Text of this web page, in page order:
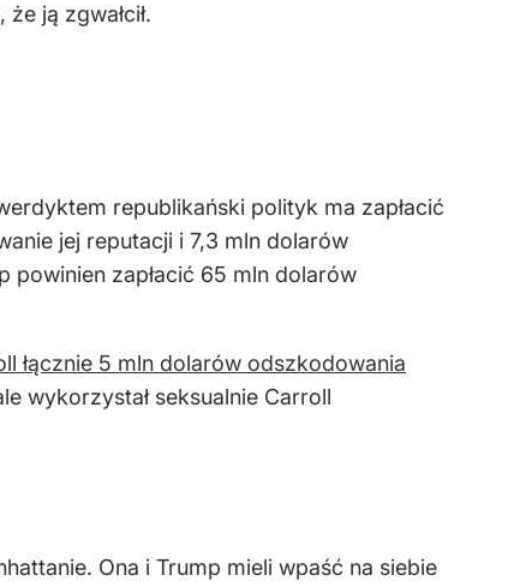
ją zgwałcił.
republikański polityk ma zapłacić
jej reputacji i 7,3 mln dolarów
powinien zapłacić 65 mln dolarów
łącznie 5 mln dolarów odszkodowania
wykorzystał seksualnie Carroll
Ona i Trump mieli wpaść na siebie